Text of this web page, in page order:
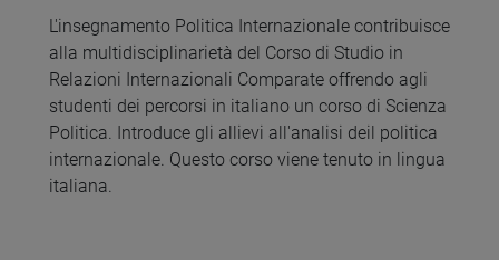
L'insegnamento Politica Internazionale contribuisce
alla multidisciplinarietà del Corso di Studio in
Relazioni Internazionali Comparate offrendo agli
studenti dei percorsi in italiano un corso di Scienza
Politica. Introduce gli allievi all'analisi deil politica
internazionale. Questo corso viene tenuto in lingua
italiana.